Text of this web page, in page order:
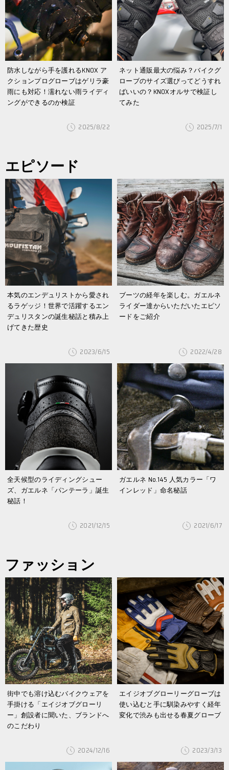
防水しながら手を護れるKNOX ア
クションプログローブはゲリラ豪
雨にも対応！濡れない雨ライディ
ングができるのか検証
2025/8/22
ネット通販最大の悩み？バイクグ
ローブのサイズ選びってどうすれ
ばいいの？KNOXオルサで検証し
てみた
2025/7/1
エピソード
本気のエンデュリストから愛され
るラゲッジ！世界で活躍するエン
デュリスタンの誕生秘話と積み上
げてきた歴史
2023/6/15
ブーツの経年を楽しむ。ガエルネ
ライダー達からいただいたエピソ
ードをご紹介
2022/4/28
全天候型のライディングシュー
ズ、ガエルネ「パンテーラ」誕生
秘話！
2021/12/15
ガエルネ No.145 人気カラー「ワ
インレッド」命名秘話
2021/6/17
ファッション
街中でも溶け込むバイクウェアを
手掛ける「エイジオブグローリ
ー」創設者に聞いた、ブランドへ
のこだわり
2024/12/16
エイジオブグローリーグローブは
使い込むと手に馴染みやすく経年
変化で渋みも出せる春夏グローブ
2023/3/13